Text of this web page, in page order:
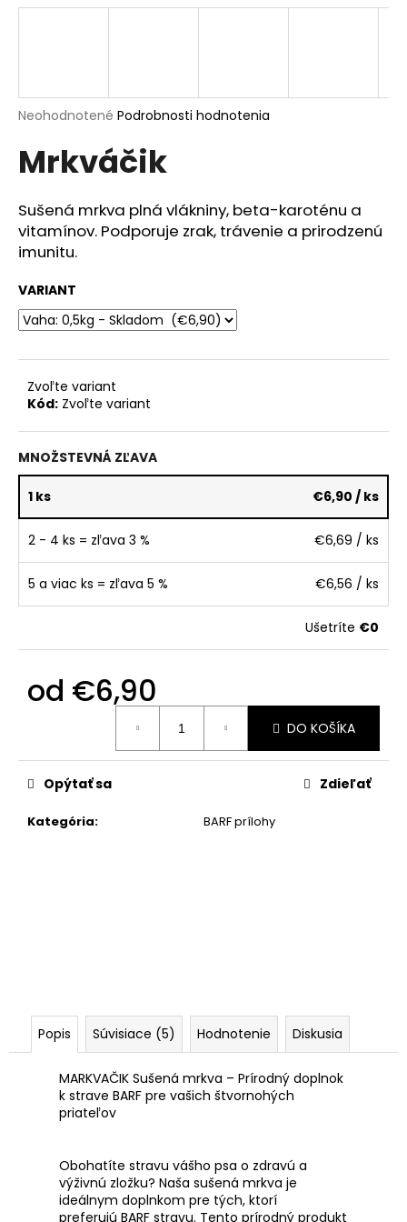
Priemerné
produktu
je
z
5
hviezdičiek.
Neohodnotené Podrobnosti hodnotenia
Mrkváčik
Sušená mrkva plná vlákniny, beta-karoténu a
vitamínov. Podporuje zrak, trávenie a prirodzenú
imunitu.
VARIANT
Zvoľte variant
Kód: Zvoľte variant
MNOŽSTEVNÁ ZĽAVA
1 ks €6,90 / ks
2 - 4 ks = zľava 3 % €6,69 / ks
5 a viac ks = zľava 5 % €6,56 / ks
Ušetríte €0
od €6,90
DO KOŠÍKA
Kategória: BARF prílohy
Opýtať sa Zdieľať
Popis Súvisiace (5) Hodnotenie Diskusia
MARKVAČIK Sušená mrkva – Prírodný doplnok
k strave BARF pre vašich štvornohých
priateľov
Obohatíte stravu vášho psa o zdravú a
výživnú zložku? Naša sušená mrkva je
ideálnym doplnkom pre tých, ktorí
preferujú BARF stravu. Tento prírodný produkt
ť
?
HĽADAŤ
O
d
p
ú
č
a
m
e